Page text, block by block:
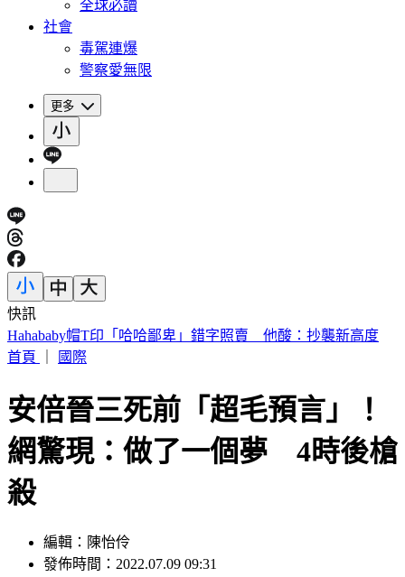
全球必讀
社會
毒駕連爆
警察愛無限
更多
快訊
本週蛋價漲3元！雞蛋產量減+颱風預期因素 批發價49元
首頁
國際
安倍晉三死前「超毛預言」！
網驚現：做了一個夢 4時後槍
殺
編輯：陳怡伶
發佈時間：2022.07.09 09:31